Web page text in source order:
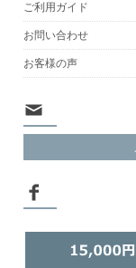
ご利用ガイド
お問い合わせ
お客様の声